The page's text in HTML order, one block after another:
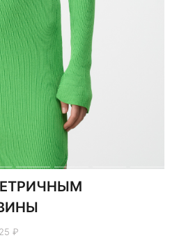
₽